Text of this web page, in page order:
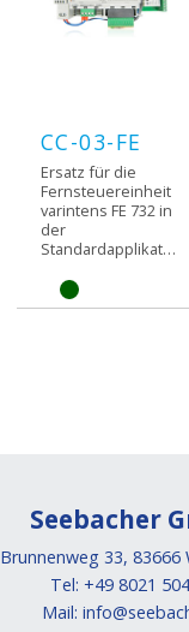
CC-03-FE
Ersatz für die
Fernsteuereinheit
varintens FE 732 in
der
Standardapplikation.
Seebacher
Brunnenweg 33, 83666
Tel: +49 8021
Mail: